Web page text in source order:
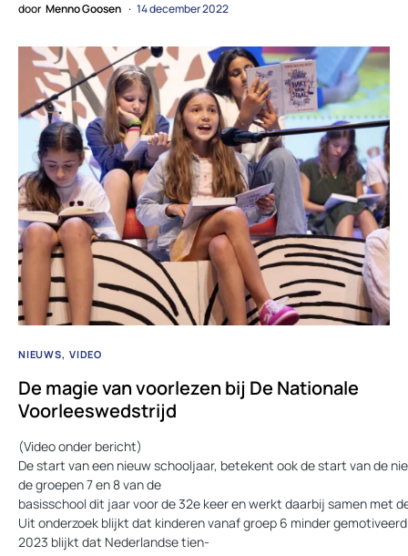
door Menno Goosen 14 december 2022
NIEUWS VIDEO
De magie van voorlezen bij De Nationale
Voorleeswedstrijd
(Video onder bericht)
De start van een nieuw schooljaar, betekent ook de start van de
de groepen 7 en 8 van de
basisschool dit jaar voor de 32e keer en werkt daarbij samen met
Uit onderzoek blijkt dat kinderen vanaf groep 6 minder
2023 blijkt dat Nederlandse tien­